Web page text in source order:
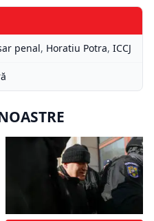
penal, Horatiu Potra, ICCJ